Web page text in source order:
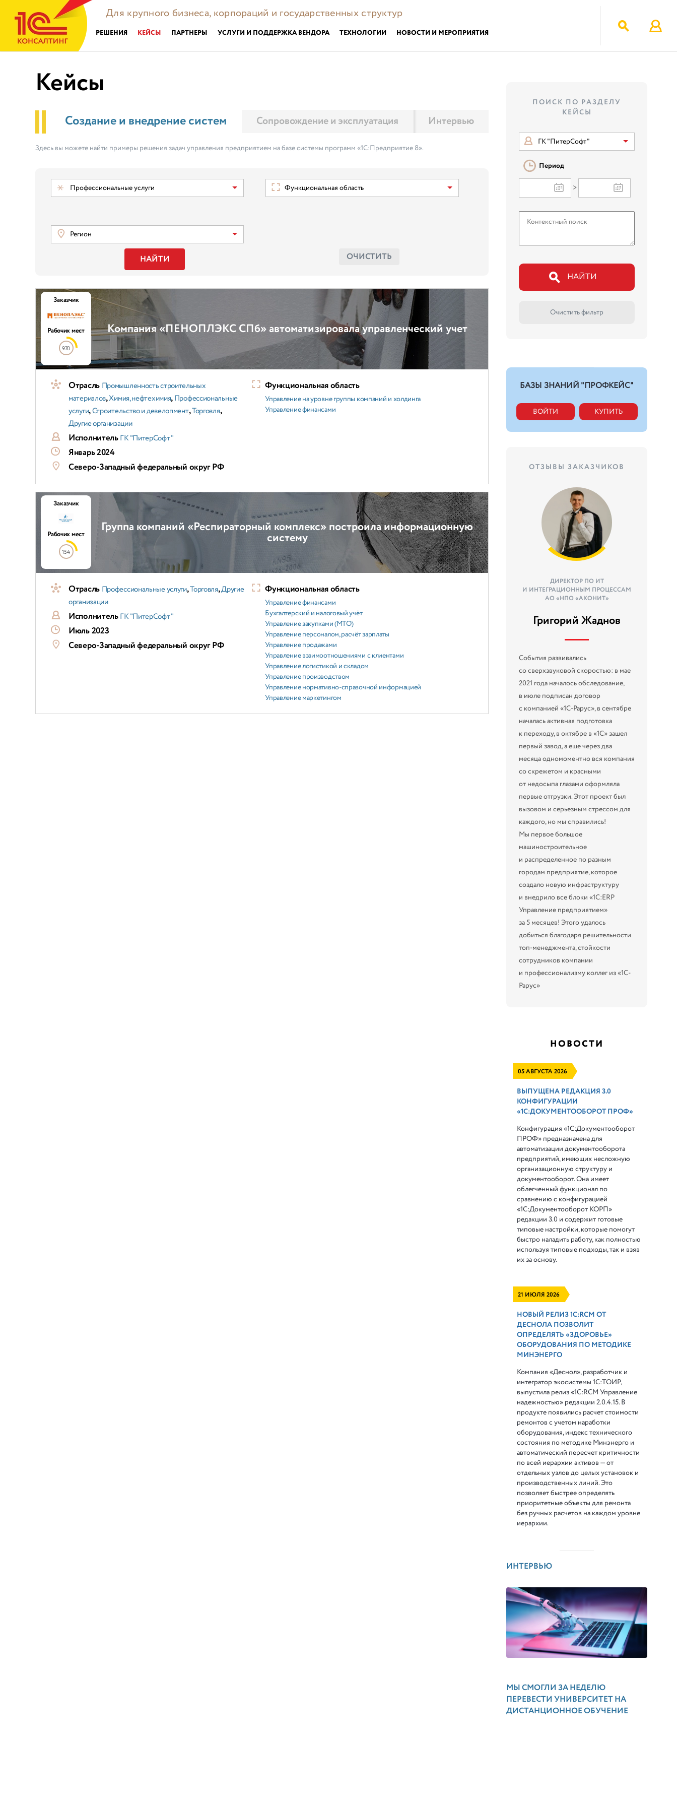
Для крупного бизнеса, корпораций и государственных структур
РЕШЕНИЯ КЕЙСЫ ПАРТНЕРЫ УСЛУГИ И ПОДДЕРЖКА ВЕНДОРА ТЕХНОЛОГИИ НОВОСТИ И МЕРОПРИЯТИЯ
Кейсы
Создание и внедрение систем Сопровождение и эксплуатация Интервью
Здесь вы можете найти примеры решения задач управления предприятием на базе системы программ «1С:Предприятие 8».
Профессиональные услуги
Регион
Функциональная область
НАЙТИ ОЧИСТИТЬ
Компания «ПЕНОПЛЭКС СПб» автоматизировала управленческий учет
Заказчик
Рабочих мест
970
Отрасль Промышленность строительных
материалов,Химия, нефтехимия,Профессиональные
услуги,Строительство и девелопмент,Торговля,
Другие организации
ИсполнительГК "ПитерСофт"
Январь 2024
Северо-Западный федеральный округ РФ
Функциональная область
Управление на уровне группы компаний и холдинга
Управление финансами
Группа компаний «Респираторный комплекс» построила информационную
систему
Заказчик
Рабочих мест
154
Отрасль Профессиональные услуги,Торговля,Другие
организации
ИсполнительГК "ПитерСофт"
Июль 2023
Северо-Западный федеральный округ РФ
Функциональная область
Управление финансами
Бухгалтерский и налоговый учёт
Управление закупками (МТО)
Управление персоналом, расчёт зарплаты
Управление продажами
Управление взаимоотношениями с клиентами
Управление логистикой и складом
Управление производством
Управление нормативно-справочной информацией
Управление маркетингом
ПОИСК ПО РАЗДЕЛУ
КЕЙСЫ
ГК "ПитерСофт"
Период
>
НАЙТИ
Очистить фильтр
БАЗЫ ЗНАНИЙ "ПРОФКЕЙС"
ВОЙТИ КУПИТЬ
ОТЗЫВЫ ЗАКАЗЧИКОВ
ДИРЕКТОР ПО ИТ
И ИНТЕГРАЦИОННЫМ ПРОЦЕССАМ
АО «НПО «АКОНИТ»
Григорий Жаднов
События развивались
со сверхзвуковой скоростью: в мае
2021 года началось обследование,
в июле подписан договор
с компанией «1С-Рарус», в сентябре
началась активная подготовка
к переходу, в октябре в «1С» зашел
первый завод, а еще через два
месяца одномоментно вся компания
со скрежетом и красными
от недосыпа глазами оформляла
первые отгрузки. Этот проект был
вызовом и серьезным стрессом для
каждого, но мы справились!
Мы первое большое
машиностроительное
и распределенное по разным
городам предприятие, которое
создало новую инфраструктуру
и внедрило все блоки «1С:ERP
Управление предприятием»
за 5 месяцев! Этого удалось
добиться благодаря решительности
топ-менеджмента, стойкости
сотрудников компании
и профессионализму коллег из «1С-
Рарус»
НОВОСТИ
05 АВГУСТА 2026
ВЫПУЩЕНА РЕДАКЦИЯ 3.0
КОНФИГУРАЦИИ
«1С:ДОКУМЕНТООБОРОТ ПРОФ»
Конфигурация «1С:Документооборот
ПРОФ» предназначена для
автоматизации документооборота
предприятий, имеющих несложную
организационную структуру и
документооборот. Она имеет
облегченный функционал по
сравнению с конфигурацией
«1С:Документооборот КОРП»
редакции 3.0 и содержит готовые
типовые настройки, которые помогут
быстро наладить работу, как полностью
используя типовые подходы, так и взяв
их за основу.
21 ИЮЛЯ 2026
НОВЫЙ РЕЛИЗ 1С:RCM ОТ
ДЕСНОЛА ПОЗВОЛИТ
ОПРЕДЕЛЯТЬ «ЗДОРОВЬЕ»
ОБОРУДОВАНИЯ ПО МЕТОДИКЕ
МИНЭНЕРГО
Компания «Деснол», разработчик и
интегратор экосистемы 1С:ТОИР,
выпустила релиз «1С:RCM Управление
надежностью» редакции 2.0.4.15. В
продукте появились расчет стоимости
ремонтов с учетом наработки
оборудования, индекс технического
состояния по методике Минэнерго и
автоматический пересчет критичности
по всей иерархии активов — от
отдельных узлов до целых установок и
производственных линий. Это
позволяет быстрее определять
приоритетные объекты для ремонта
без ручных расчетов на каждом уровне
иерархии.
ИНТЕРВЬЮ
МЫ СМОГЛИ ЗА НЕДЕЛЮ
ПЕРЕВЕСТИ УНИВЕРСИТЕТ НА
ДИСТАНЦИОННОЕ ОБУЧЕНИЕ